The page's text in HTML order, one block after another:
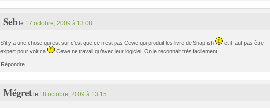
Seble 17 octobre, 2009 à 13:08:
S’il y a une chose qui est sur c’est que ce n’est pas Cewe qui produit les livre de Snapfish
et il faut pas être
expert pour voir ca
Cewe ne travail qu’avec leur logiciel. On le reconnait très facilement ….
Répondre
Mégret le 18 octobre, 2009 à 13:15: